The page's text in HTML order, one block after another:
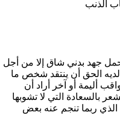
الذنب
جهد بدني شاق إلا من أجل
الحق أن ينتقد شخص ما
أليمة أو آخر أراد أن
بالسعادة التي لا تشوبها
الذي ربما تنجم عنه بعض